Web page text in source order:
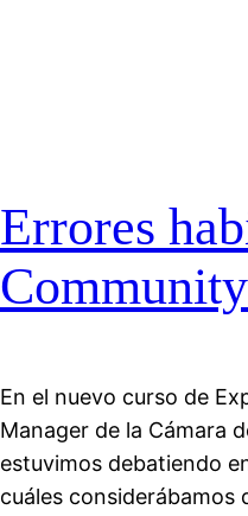
Errores
En el nuevo curso de
Manager de la Cámara
estuvimos debatiendo
cuáles considerábamos